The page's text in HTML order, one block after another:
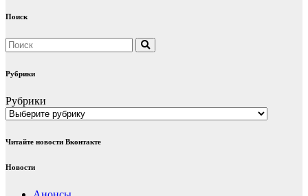
Поиск
Рубрики
Рубрики
Читайте новости Вконтакте
Новости